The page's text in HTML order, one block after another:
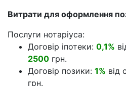
Витрати для оформлення
Послуги нотаріуса:
Договір іпотеки: 0,1%
2500 грн.
Договір позики: 1% від
грн.